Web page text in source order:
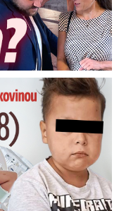
od exprezidenta